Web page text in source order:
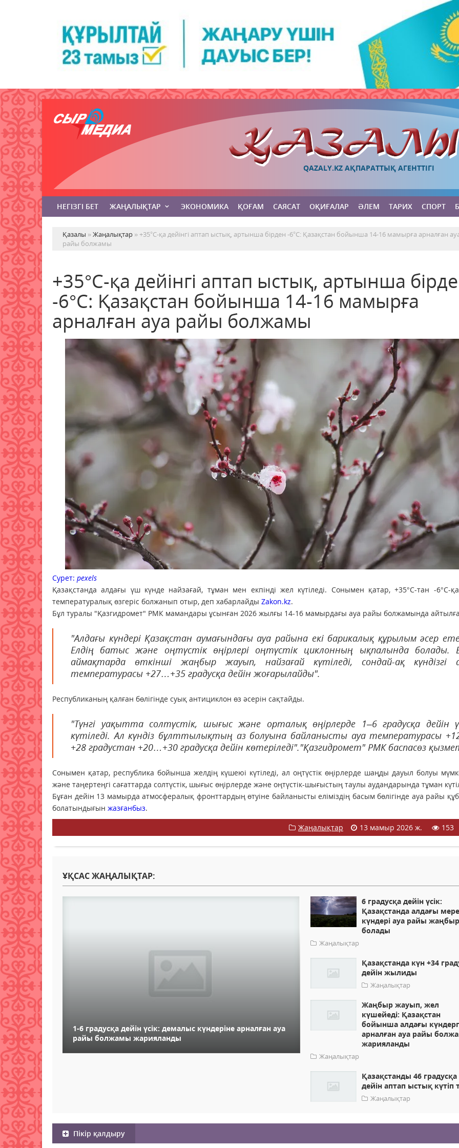
QAZALY.KZ АҚПАРАТТЫҚ АГЕНТТІГІ
НЕГІЗГІ БЕТ ЖАҢАЛЫҚТАР ЭКОНОМИКА ҚОҒАМ САЯСАТ ОҚИҒАЛАР ӘЛЕМ ТАРИХ СПОРТ
Қазалы »Жаңалықтар » +35°С-қа дейінгі аптап ыстық, артынша бірден -6°С: Қазақстан бойынша 14-16 мамырға арналған
райы болжамы
+35°С-қа дейінгі аптап ыстық, артынша
-6°С: Қазақстан бойынша 14-16 мамырға
арналған ауа райы болжамы
Сурет: pexels
Қазақстанда алдағы үш күнде найзағай, тұман мен екпінді жел күтіледі. Сонымен қатар, +35°С-тан -6°С-қа
температуралық өзгеріс болжанып отыр, деп хабарлайды Zakon.kz.
Бұл туралы "Қазгидромет" РМК мамандары ұсынған 2026 жылғы 14-16 мамырдағы ауа райы болжамында
"Алдағы күндері Қазақстан аумағындағы ауа райына екі барикалық құрылым әсер
Елдің батыс және оңтүстік өңірлері оңтүстік циклонның ықпалында болады.
аймақтарда өткінші жаңбыр жауып, найзағай күтіледі, сондай-ақ күндізгі
температурасы +27…+35 градусқа дейін жоғарылайды".
Республиканың қалған бөлігінде суық антициклон өз әсерін сақтайды.
"Түнгі уақытта солтүстік, шығыс және орталық өңірлерде 1–6 градусқа дейін
күтіледі. Ал күндіз бұлттылықтың аз болуына байланысты ауа температурасы
+28 градустан +20…+30 градусқа дейін көтеріледі"."Қазгидромет" РМК баспасөз
Сонымен қатар, республика бойынша желдің күшеюі күтіледі, ал оңтүстік өңірлерде шаңды дауыл болуы
және таңертеңгі сағаттарда солтүстік, шығыс өңірлерде және оңтүстік-шығыстың таулы аудандарында тұман
Бұған дейін 13 мамырда атмосфералық фронттардың өтуіне байланысты еліміздің басым бөлігінде ауа райы
болатындығын жазғанбыз.
Жаңалықтар
13 мамыр 2026 ж. 153
ҰҚСАС ЖАҢАЛЫҚТАР:
1-6 градусқа дейін үсік: демалыс күндеріне арналған ауа
райы болжамы жарияланды
6 градусқа дейін үсік:
Қазақстанда алдағы
күндері ауа райы
болады
Жаңалықтар
Қазақстанда күн +34
дейін жылиды
Жаңалықтар
Жаңбыр жауып, жел
күшейеді: Қазақстан
бойынша алдағы
арналған ауа райы
жарияланды
Жаңалықтар
Қазақстанды 46 градусқа
дейін аптап ыстық күтіп
Жаңалықтар
Пікір қалдыру